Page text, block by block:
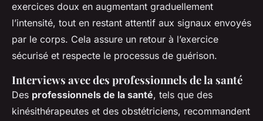
exercices doux en augmentant graduellement
l’intensité, tout en restant attentif aux signaux envoyés
par le corps. Cela assure un retour à l’exercice
sécurisé et respecte le processus de guérison.
Interviews avec des professionnels de la santé
Des professionnels de la santé, tels que des
kinésithérapeutes et des obstétriciens, recommandent